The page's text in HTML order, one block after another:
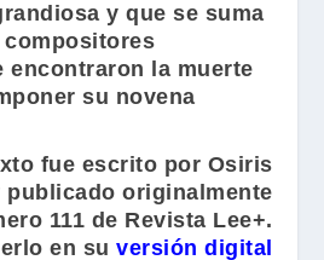
y que se suma
encontraron la muerte
su novena
fue escrito por Osiris
publicado originalmente
111 de Revista Lee+.
en suversión digital